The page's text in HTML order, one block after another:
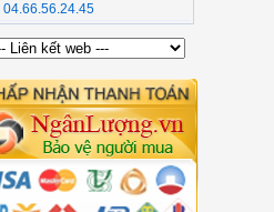
04.66.56.24.45